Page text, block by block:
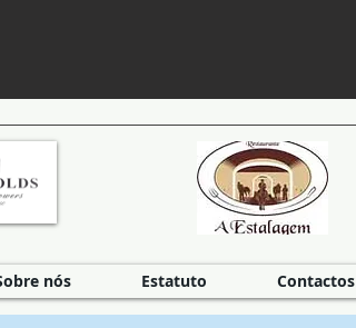
nós Estatuto Contactos